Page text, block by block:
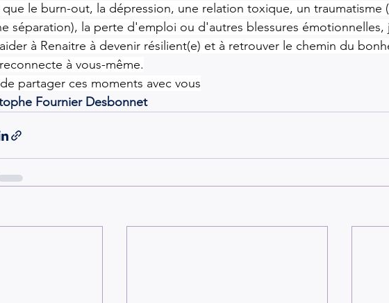
le burn-out, la dépression, une relation toxique, un traumatisme
séparation), la perte d'emploi ou d'autres blessures émotionnelles,
à Renaitre à devenir résilient(e) et à retrouver le chemin du
à vous-même.
partager ces moments avec vous
Fournier Desbonnet